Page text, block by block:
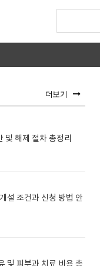
더보기
및 해제 절차 총정리
설 조건과 신청 방법 안